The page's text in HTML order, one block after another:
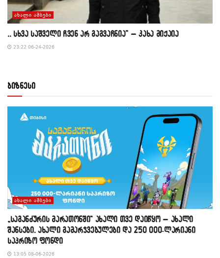
ᲐᲮᲐᲚᲘ ᲐᲛᲑᲔᲑᲘ
,, სხვა საშველი ჩვენ არ გაგვაჩნია” – კახა მიქაია
23:22 06-24-2026
ბიზნესი
ᲐᲮᲐᲚᲘ ᲐᲛᲑᲔᲑᲘ
„საგანძურის მარათონში“ ახალი თვე დაიწყო – ახალი
შანსები, ახალი გამარჯვებულები და 250 000-ლარიანი
საპრიზო ფონდი
13:05 08-06-2026